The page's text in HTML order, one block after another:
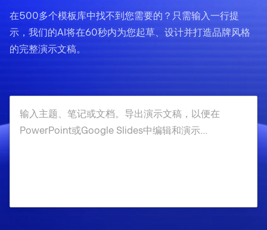
在500多个模板库中找不到您需要的？只需输入一行提
示，我们的AI将在60秒内为您起草、设计并打造品牌风格
的完整演示文稿。